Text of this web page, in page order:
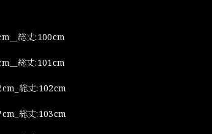
総丈:100cm
総丈:101cm
総丈:102cm
総丈:103cm